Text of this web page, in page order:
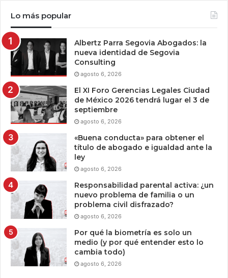
Lo más popular
Albertz Parra Segovia Abogados: la
nueva identidad de Segovia
Consulting
agosto 6, 2026
El XI Foro Gerencias Legales Ciudad
de México 2026 tendrá lugar el 3 de
septiembre
agosto 6, 2026
«Buena conducta» para obtener el
título de abogado e igualdad ante la
ley
agosto 6, 2026
Responsabilidad parental activa: ¿un
nuevo problema de familia o un
problema civil disfrazado?
agosto 6, 2026
Por qué la biometría es solo un
medio (y por qué entender esto lo
cambia todo)
agosto 6, 2026